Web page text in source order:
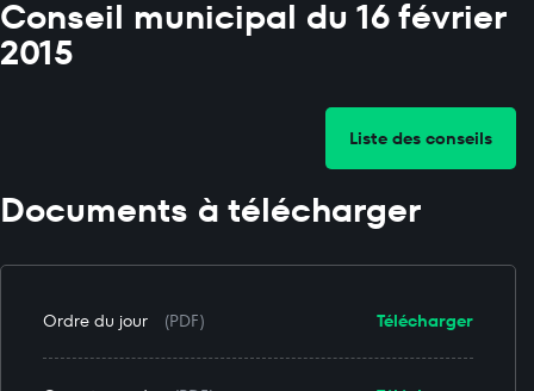
Conseil municipal du 16 février
2015
Liste des conseils
Documents à télécharger
Télécharger
Ordre du jour (PDF)